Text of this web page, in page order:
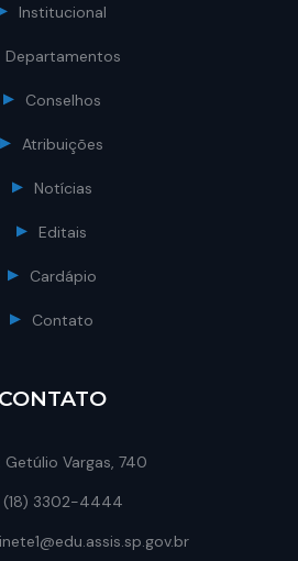
Institucional
Departamentos
Conselhos
Atribuições
Notícias
Editais
Cardápio
Contato
CONTATO
Getúlio Vargas, 740
(18) 3302-4444